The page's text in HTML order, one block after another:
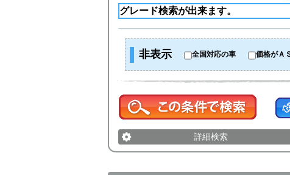
非表示 全国対応の車 価格がＡ
詳細検索